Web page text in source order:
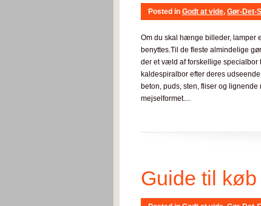
Posted in Godt at vide, Gør-Det-
Om du skal hænge billeder, lamper
benyttes.Til de fleste almindelige
der et væld af forskellige specialbor
kaldespiralbor efter deres
beton, puds, sten, fliser og
mejselformet....
Guide til